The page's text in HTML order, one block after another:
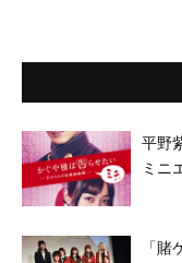
平野
ミニ
「